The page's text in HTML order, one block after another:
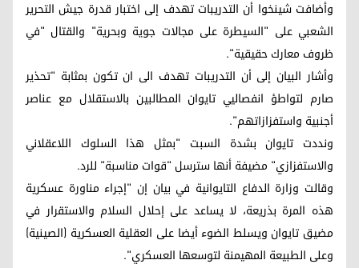
وأضافت شينخوا أن التدريبات تهدف إلى اختبار قدرة جيش التحرير
الشعبي على "السيطرة على مجالات جوية وبحرية" والقتال "في
ظروف معارك حقيقية".
وأشار البيان إلى أن التدريبات تهدف الى ان تكون بمثابة "تحذير
صارم لتواطؤ انفصاليي تايوان المطالبين بالاستقلال مع عناصر
أجنبية واستفزازاتهم".
ونددت تايوان بشدة السبت "بمثل هذا السلوك اللاعقلاني
والاستفزازي" مضيفة أنها سترسل "قوات مناسبة" للرد.
وقالت وزارة الدفاع التايوانية في بيان إن "إجراء مناورة عسكرية
هذه المرة بذريعة، لا يساعد على إحلال السلام والاستقرار في
مضيق تايوان ويسلط الضوء أيضا على العقلية العسكرية (الصينية)
وعلى الطبيعة المهيمنة لتوسعها العسكري".